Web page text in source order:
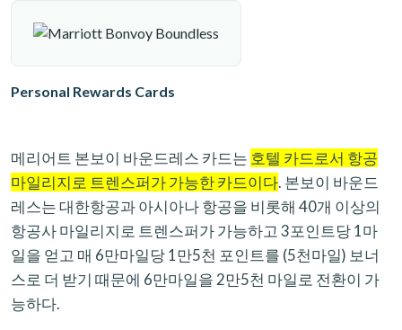
Personal Rewards Cards
메리어트 본보이 바운드레스 카드는 호텔 카드로서 항공
마일리지로 트렌스퍼가 가능한 카드이다. 본보이 바운드
레스는 대한항공과 아시아나 항공을 비롯해 40개 이상의
항공사 마일리지로 트렌스퍼가 가능하고 3포인트당 1마
일을 얻고 매 6만마일당 1만5천 포인트를 (5천마일) 보너
스로 더 받기 때문에 6만마일을 2만5천 마일로 전환이 가
능하다.